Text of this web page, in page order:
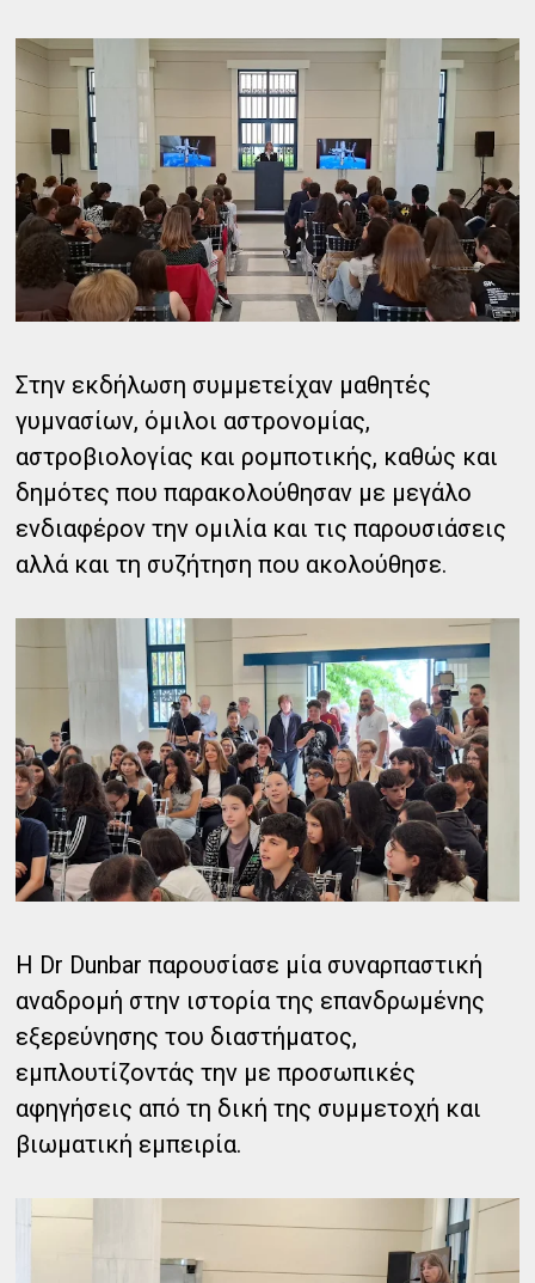
Στην εκδήλωση συμμετείχαν μαθητές
γυμνασίων, όμιλοι αστρονομίας,
αστροβιολογίας και ρομποτικής, καθώς και
δημότες που παρακολούθησαν με μεγάλο
ενδιαφέρον την ομιλία και τις παρουσιάσεις
αλλά και τη συζήτηση που ακολούθησε.
Η Dr Dunbar παρουσίασε μία συναρπαστική
αναδρομή στην ιστορία της επανδρωμένης
εξερεύνησης του διαστήματος,
εμπλουτίζοντάς την με προσωπικές
αφηγήσεις από τη δική της συμμετοχή και
βιωματική εμπειρία.